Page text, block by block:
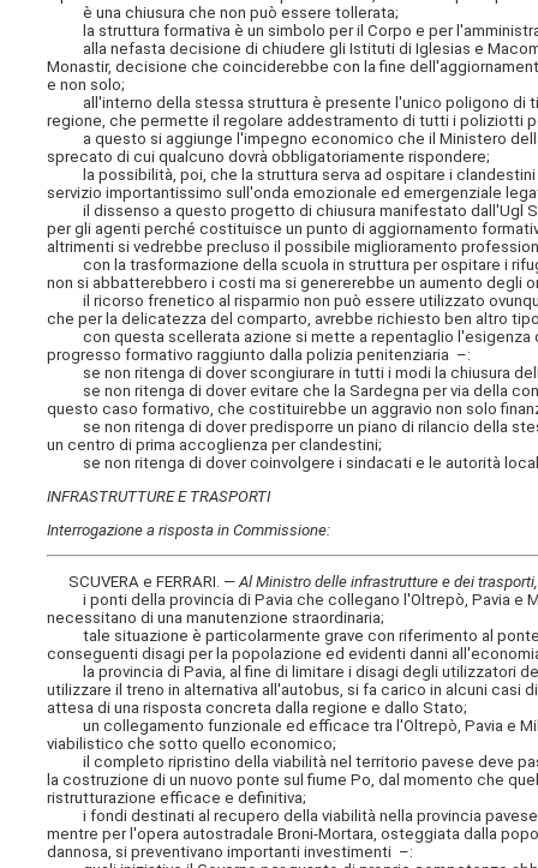
è una chiusura che non può essere tollerata;
la struttura formativa è un simbolo per il Corpo e per
alla nefasta decisione di chiudere gli Istituti di Iglesias e
Monastir, decisione che coinciderebbe con la fine
e non solo;
all'interno della stessa struttura è presente l'unico poligono di
regione, che permette il regolare addestramento di tutti i poliziotti
a questo si aggiunge l'impegno economico che il Ministero
sprecato di cui qualcuno dovrà obbligatoriamente rispondere;
la possibilità, poi, che la struttura serva ad ospitare i clandestini
servizio importantissimo sull'onda emozionale ed emergenziale
il dissenso a questo progetto di chiusura manifestato dall'Ugl
per gli agenti perché costituisce un punto di aggiornamento
altrimenti si vedrebbe precluso il possibile miglioramento
con la trasformazione della scuola in struttura per ospitare i
non si abbatterebbero i costi ma si genererebbe un aumento degli
il ricorso frenetico al risparmio non può essere utilizzato
che per la delicatezza del comparto, avrebbe richiesto ben altro
con questa scellerata azione si mette a repentaglio l'esigenza
progresso formativo raggiunto dalla polizia penitenziaria –:
se non ritenga di dover scongiurare in tutti i modi la chiusura
se non ritenga di dover evitare che la Sardegna per via della
questo caso formativo, che costituirebbe un aggravio non solo
se non ritenga di dover predisporre un piano di rilancio della
un centro di prima accoglienza per clandestini;
se non ritenga di dover coinvolgere i sindacati e le autorità
INFRASTRUTTURE E TRASPORTI
Interrogazione a risposta in Commissione:
SCUVERA e FERRARI. —Al Ministro delle infrastrutture e dei
i ponti della provincia di Pavia che collegano l'Oltrepò, Pavia e
necessitano di una manutenzione straordinaria;
tale situazione è particolarmente grave con riferimento al
conseguenti disagi per la popolazione ed evidenti danni
la provincia di Pavia, al fine di limitare i disagi degli utilizzatori
utilizzare il treno in alternativa all'autobus, si fa carico in alcuni casi
attesa di una risposta concreta dalla regione e dallo Stato;
un collegamento funzionale ed efficace tra l'Oltrepò, Pavia e
viabilistico che sotto quello economico;
il completo ripristino della viabilità nel territorio pavese deve
la costruzione di un nuovo ponte sul fiume Po, dal momento che
ristrutturazione efficace e definitiva;
i fondi destinati al recupero della viabilità nella provincia
mentre per l'opera autostradale Broni-Mortara, osteggiata dalla
dannosa, si preventivano importanti investimenti –: